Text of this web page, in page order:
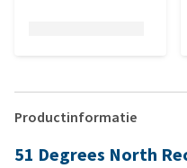
Productinformatie
51 Degrees North